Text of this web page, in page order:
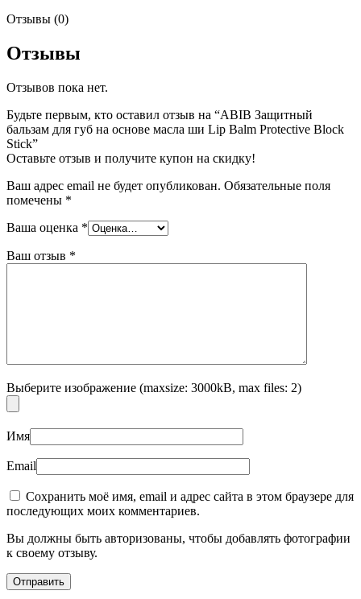
Отзывы (0)
Отзывы
Отзывов пока нет.
Будьте первым, кто оставил отзыв на “ABIB Защитный
бальзам для губ на основе масла ши Lip Balm Protective Block
Stick”
Оставьте отзыв и получите купон на скидку!
Ваш адрес email не будет опубликован. Обязательные поля
помечены *
Ваша оценка *
Ваш отзыв *
Выберите изображение (maxsize: 3000kB, max files: 2)
Имя
Email
Сохранить моё имя, email и адрес сайта в этом браузере для
последующих моих комментариев.
Вы должны быть авторизованы, чтобы добавлять фотографии
к своему отзыву.